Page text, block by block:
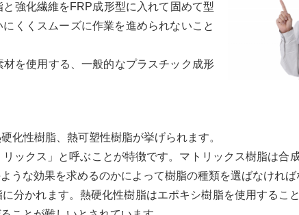
強化繊維をFRP成形型に入れて固めて型
くくスムーズに作業を進められないこと
を使用する、一般的なプラスチック成形
化性樹脂、熱可塑性樹脂が挙げられます。
ックス」と呼ぶことが特徴です。マトリックス樹脂は合
うな効果を求めるのかによって樹脂の種類を選ばなければ
分かれます。熱硬化性樹脂はエポキシ樹脂を使用するこ